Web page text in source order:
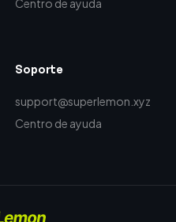
Centro de ayuda
Soporte
support@superlemon.xyz
Centro de ayuda